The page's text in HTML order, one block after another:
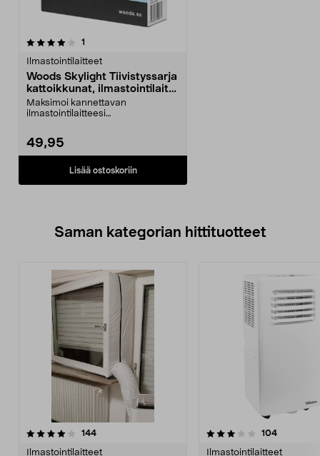
1
Ilmastointilaitteet
Woods Skylight Tiivistyssarja
kattoikkunat, ilmastointilaite
WAC WK3
Maksimoi kannettavan
ilmastointilaitteesi
49,95
Lisää ostoskoriin
Saman kategorian hittituotteet
144arvostelut
Ilmastointilaitteet
3.5 viidestä
104arvostelut
Ilmastointilaitteet
3.5 viidestä